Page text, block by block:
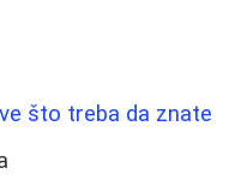
što treba da znate